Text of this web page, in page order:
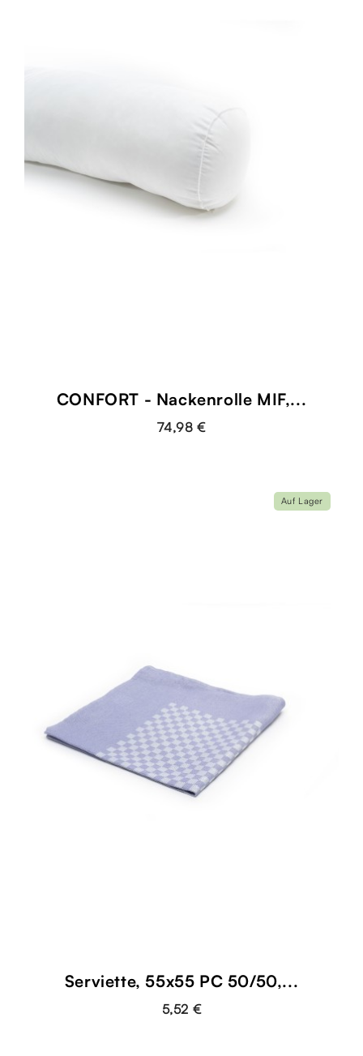
CONFORT - Nackenrolle MIF,...
74,98 €
Serviette, 55x55 PC 50/50,...
5,52 €
Auf Lager